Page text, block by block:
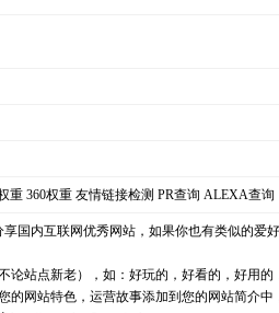
重 360权重 友情链接检测 PR查询 ALEXA查询
享国内互联网优秀网站，如果你也有类似的
论站点新老），如：好玩的，好看的，好用
的网站特色，运营故事添加到您的网站简介